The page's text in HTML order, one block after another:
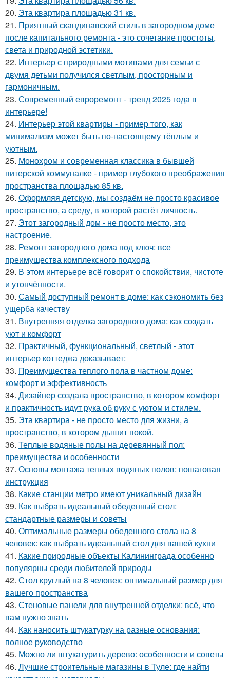
20. Эта квартира площадью 31 кв.
21. Приятный скандинавский стиль в загородном доме
после капитального ремонта - это сочетание простоты,
света и природной эстетики.
22. Интерьер с природными мотивами для семьи с
двумя детьми получился светлым, просторным и
гармоничным.
23. Современный евроремонт - тренд 2025 года в
интерьере!
24. Интерьер этой квартиры - пример того, как
минимализм может быть по-настоящему тёплым и
уютным.
25. Монохром и современная классика в бывшей
питерской коммуналке - пример глубокого преображения
пространства площадью 85 кв.
26. Оформляя детскую, мы создаём не просто красивое
пространство, а среду, в которой растёт личность.
27. Этот загородный дом - не просто место, это
настроение.
28. Ремонт загородного дома под ключ: все
преимущества комплексного подхода
29. В этом интерьере всё говорит о спокойствии, чистоте
и утончённости.
30. Самый доступный ремонт в доме: как сэкономить без
ущерба качеству
31. Внутренняя отделка загородного дома: как создать
уют и комфорт
32. Практичный, функциональный, светлый - этот
интерьер коттеджа доказывает:
33. Преимущества теплого пола в частном доме:
комфорт и эффективность
34. Дизайнер создала пространство, в котором комфорт
и практичность идут рука об руку с уютом и стилем.
35. Эта квартира - не просто место для жизни, а
пространство, в котором дышит покой.
36. Теплые водяные полы на деревянный пол:
преимущества и особенности
37. Основы монтажа теплых водяных полов: пошаговая
инструкция
38. Какие станции метро имеют уникальный дизайн
39. Как выбрать идеальный обеденный стол:
стандартные размеры и советы
40. Оптимальные размеры обеденного стола на 8
человек: как выбрать идеальный стол для вашей кухни
41. Какие природные объекты Калининграда особенно
популярны среди любителей природы
42. Стол круглый на 8 человек: оптимальный размер для
вашего пространства
43. Стеновые панели для внутренней отделки: всё, что
вам нужно знать
44. Как наносить штукатурку на разные основания:
полное руководство
45. Можно ли штукатурить дерево: особенности и советы
46. Лучшие строительные магазины в Туле: где найти